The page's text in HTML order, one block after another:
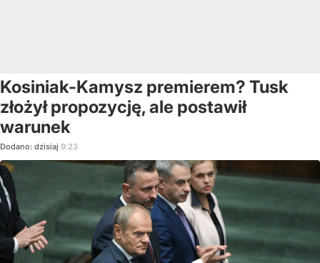
Kosiniak-Kamysz premierem? Tusk
złożył propozycję, ale postawił
warunek
Dodano: dzisiaj 9:23